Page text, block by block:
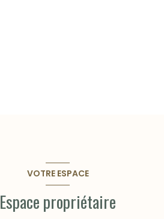
VOTRE ESPACE
Espace propriétaire